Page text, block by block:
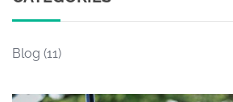
Blog (11)